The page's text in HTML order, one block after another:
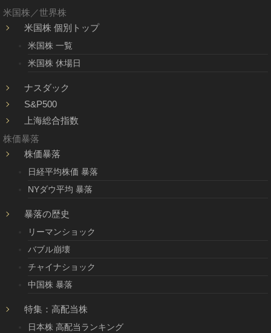
米国株／世界株
米国株 個別トップ
米国株 一覧
米国株 休場日
ナスダック
S&P500
上海総合指数
株価暴落
株価暴落
日経平均株価 暴落
NYダウ平均 暴落
暴落の歴史
リーマンショック
バブル崩壊
チャイナショック
中国株 暴落
特集：高配当株
日本株 高配当ランキング